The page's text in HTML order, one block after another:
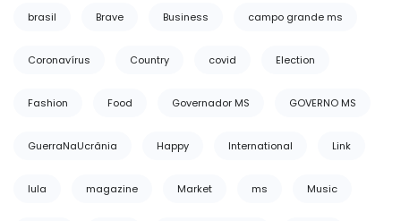
brasil Brave Business campo grande ms
Coronavírus Country covid Election
Fashion Food Governador MS GOVERNO MS
GuerraNaUcrânia Happy International Link
lula magazine Market ms Music